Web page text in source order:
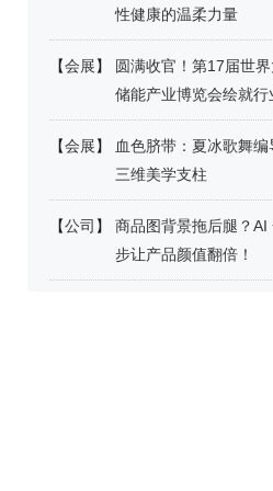
性健康的温柔力量
【会展】
圆满收官！第17届世
储能产业博览会绘就行
【会展】
血色脐带：夏冰歌舞
三维美学支柱
【公司 】
商品图背景拖后腿？AI
步让产品颜值翻倍！